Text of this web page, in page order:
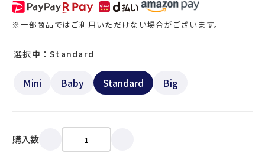
※一部商品ではご利用いただけない場合がございます。
Mini Baby Standard Big
選択中：Standard
購入数